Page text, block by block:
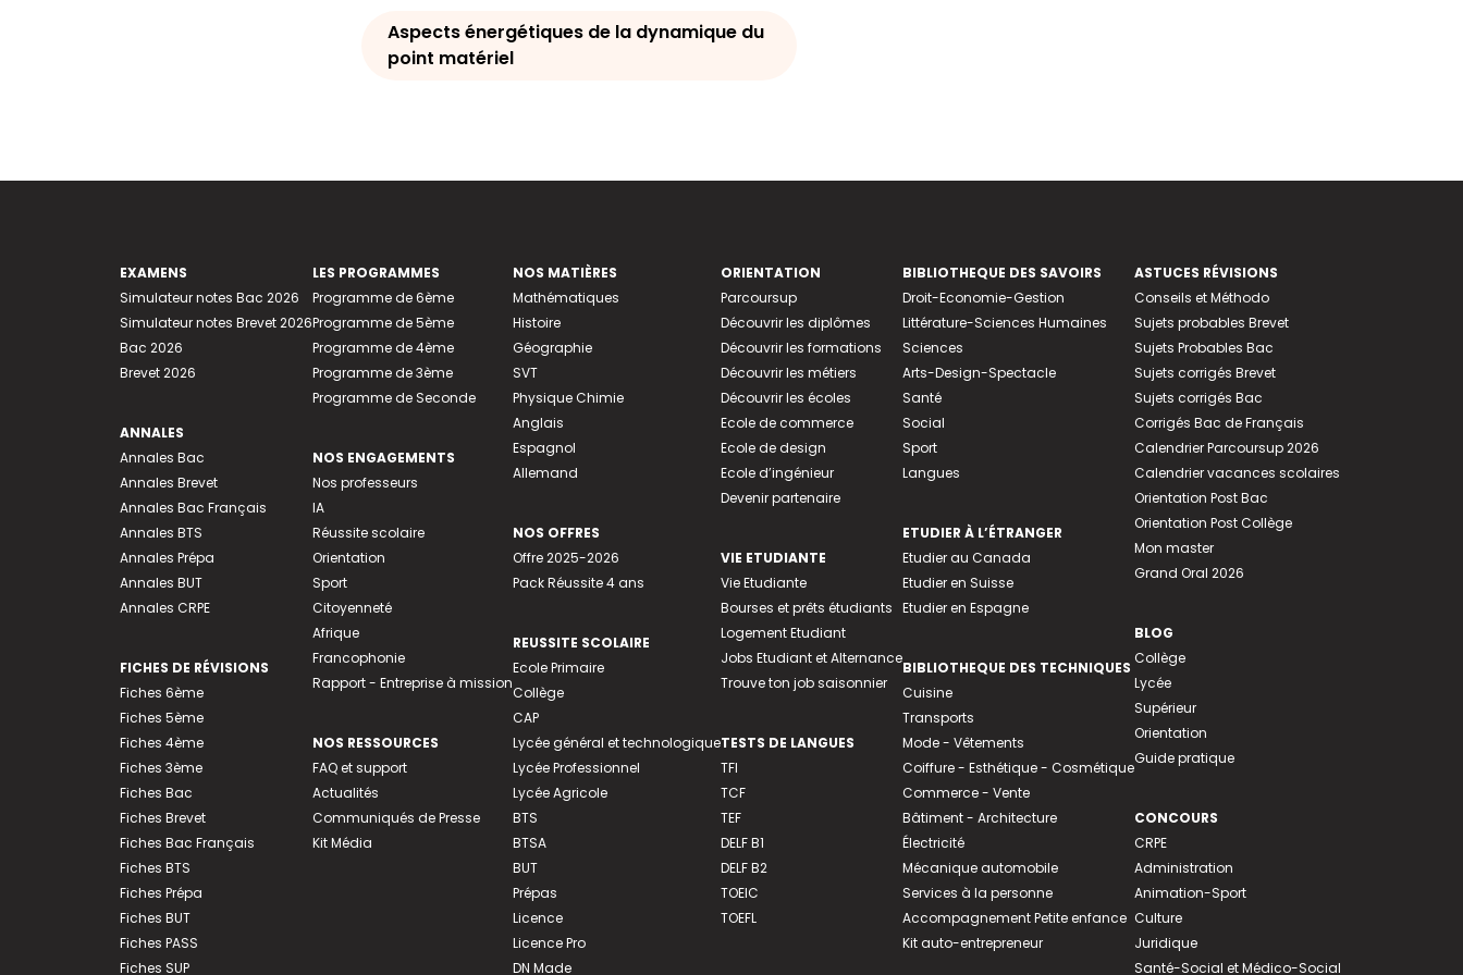
Aspects énergétiques de la dynamique du
point matériel
EXAMENS
Simulateur notes Bac 2026
Simulateur notes Brevet 2026
Bac 2026
Brevet 2026
ANNALES
Annales Bac
Annales Brevet
Annales Bac Français
Annales BTS
Annales Prépa
Annales BUT
Annales CRPE
FICHES DE RÉVISIONS
Fiches 6ème
Fiches 5ème
Fiches 4ème
Fiches 3ème
Fiches Bac
Fiches Brevet
Fiches Bac Français
Fiches BTS
Fiches Prépa
Fiches BUT
Fiches PASS
Fiches SUP
LES PROGRAMMES
Programme de 6ème
Programme de 5ème
Programme de 4ème
Programme de 3ème
Programme de Seconde
NOS ENGAGEMENTS
Nos professeurs
IA
Réussite scolaire
Orientation
Sport
Citoyenneté
Afrique
Francophonie
Rapport - Entreprise à mission
NOS RESSOURCES
FAQ et support
Actualités
Communiqués de Presse
Kit Média
NOS MATIÈRES
Mathématiques
Histoire
Géographie
SVT
Physique Chimie
Anglais
Espagnol
Allemand
NOS OFFRES
Offre 2025-2026
Pack Réussite 4 ans
REUSSITE SCOLAIRE
Ecole Primaire
Collège
CAP
Lycée général et technologique
Lycée Professionnel
Lycée Agricole
BTS
BTSA
BUT
Prépas
Licence
Licence Pro
DN Made
ORIENTATION
Parcoursup
Découvrir les diplômes
Découvrir les formations
Découvrir les métiers
Découvrir les écoles
Ecole de commerce
Ecole de design
Ecole d’ingénieur
Devenir partenaire
VIE ETUDIANTE
Vie Etudiante
Bourses et prêts étudiants
Logement Etudiant
Jobs Etudiant et Alternance
Trouve ton job saisonnier
TESTS DE LANGUES
TFI
TCF
TEF
DELF B1
DELF B2
TOEIC
TOEFL
BIBLIOTHEQUE DES SAVOIRS
Droit-Economie-Gestion
Littérature-Sciences Humaines
Sciences
Arts-Design-Spectacle
Santé
Social
Sport
Langues
ETUDIER À L’ÉTRANGER
Etudier au Canada
Etudier en Suisse
Etudier en Espagne
BIBLIOTHEQUE DES TECHNIQUES
Cuisine
Transports
Mode - Vêtements
Coiffure - Esthétique - Cosmétique
Commerce - Vente
Bâtiment - Architecture
Électricité
Mécanique automobile
Services à la personne
Accompagnement Petite enfance
Kit auto-entrepreneur
ASTUCES RÉVISIONS
Conseils et Méthodo
Sujets probables Brevet
Sujets Probables Bac
Sujets corrigés Brevet
Sujets corrigés Bac
Corrigés Bac de Français
Calendrier Parcoursup 2026
Calendrier vacances scolaires
Orientation Post Bac
Orientation Post Collège
Mon master
Grand Oral 2026
BLOG
Collège
Lycée
Supérieur
Orientation
Guide pratique
CONCOURS
CRPE
Administration
Animation-Sport
Culture
Juridique
Santé-Social et Médico-Social